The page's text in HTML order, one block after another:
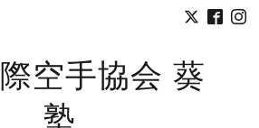
空手協会 葵
塾